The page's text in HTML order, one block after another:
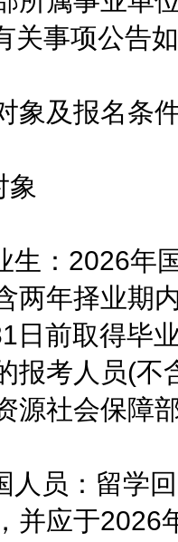
关事项公告
及报名条
：2026年国
两年择业期
日前取得毕
报考人员(不
源社会保障
员：留学回
并应于2026